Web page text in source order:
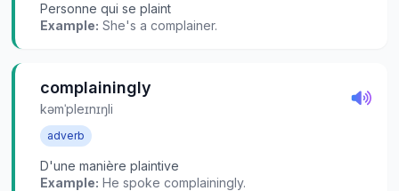
Personne qui se plaint
Example: She's a complainer.
complainingly
kəmˈpleɪnɪŋli
adverb
D'une manière plaintive
Example: He spoke complainingly.